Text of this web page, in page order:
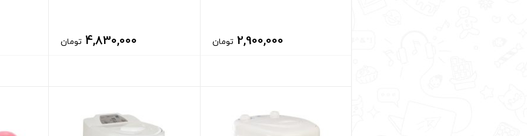
2,900,000 تومان 4,830,000 تومان